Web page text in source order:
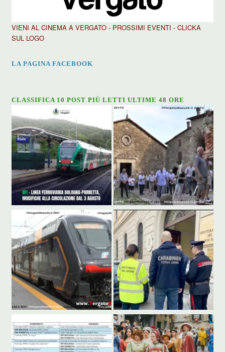
VIENI AL CINEMA A VERGATO - PROSSIMI EVENTI - CLICKA
SUL LOGO
LA PAGINA FACEBOOK
CLASSIFICA 10 POST PIÙ LETTI ULTIME 48 ORE